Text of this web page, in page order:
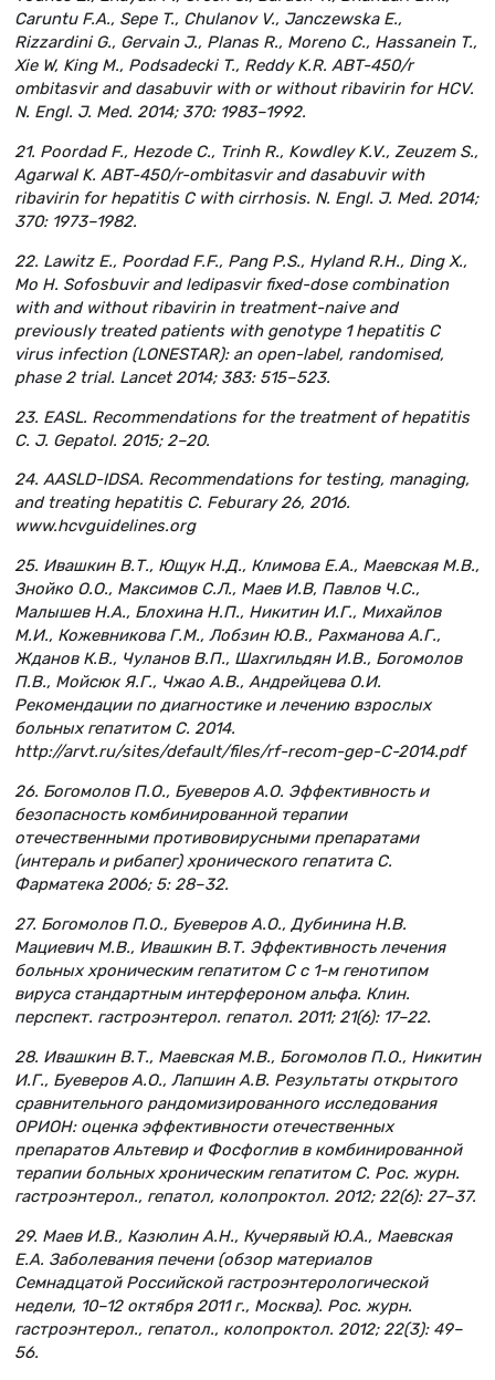
Caruntu F.A., Sepe T., Chulanov V., Janczewska E.,
Rizzardini G., Gervain J., Planas R., Moreno C., Hassanein T.,
Xie W, King M., Podsadecki T., Reddy K.R. ABT-450/r
ombitasvir and dasabuvir with or without ribavirin for HCV.
N. Engl. J. Med. 2014; 370: 1983–1992.
21. Poordad F., Hezode C., Trinh R., Kowdley K.V., Zeuzem S.,
Agarwal K. ABT-450/r-ombitasvir and dasabuvir with
ribavirin for hepatitis C with cirrhosis. N. Engl. J. Med. 2014;
370: 1973–1982.
22. Lawitz E., Poordad F.F., Pang P.S., Hyland R.H., Ding X.,
Mo H. Sofosbuvir and ledipasvir fixed-dose combination
with and without ribavirin in treatment-naive and
previously treated patients with genotype 1 hepatitis C
virus infection (LONESTAR): an open-label, randomised,
phase 2 trial. Lancet 2014; 383: 515–523.
23. EASL. Recommendations for the treatment of hepatitis
C. J. Gepatol. 2015; 2–20.
24. AASLD-IDSA. Recommendations for testing, managing,
and treating hepatitis C. Feburary 26, 2016.
www.hcvguidelines.org
25. Ивашкин В.Т., Ющук Н.Д., Климова Е.А., Маевская М.В.,
Знойко О.О., Максимов С.Л., Маев И.В, Павлов Ч.С.,
Малышев Н.А., Блохина Н.П., Никитин И.Г., Михайлов
М.И., Кожевникова Г.М., Лобзин Ю.В., Рахманова А.Г.,
Жданов К.В., Чуланов В.П., Шахгильдян И.В., Богомолов
П.В., Мойсюк Я.Г., Чжао А.В., Андрейцева О.И.
Рекомендации по диагностике и лечению взрослых
больных гепатитом С. 2014.
http://arvt.ru/sites/default/files/rf-recom-gep-C-2014.pdf
26. Богомолов П.О., Буеверов А.О. Эффективность и
безопасность комбинированной терапии
отечественными противовирусными препаратами
(интераль и рибапег) хронического гепатита С.
Фарматека 2006; 5: 28–32.
27. Богомолов П.О., Буеверов А.О., Дубинина Н.В.
Мациевич М.В., Ивашкин В.Т. Эффективность лечения
больных хроническим гепатитом С с 1-м генотипом
вируса стандартным интерфероном альфа. Клин.
перспект. гастроэнтерол. гепатол. 2011; 21(6): 17–22.
28. Ивашкин В.Т., Маевская М.В., Богомолов П.О., Никитин
И.Г., Буеверов А.О., Лапшин А.В. Результаты открытого
сравнительного рандомизированного исследования
ОРИОН: оценка эффективности отечественных
препаратов Альтевир и Фосфоглив в комбинированной
терапии больных хроническим гепатитом С. Рос. журн.
гастроэнтерол., гепатол, колопроктол. 2012; 22(6): 27–37.
29. Маев И.В., Казюлин А.Н., Кучерявый Ю.А., Маевская
Е.А. Заболевания печени (обзор материалов
Семнадцатой Российской гастроэнтерологической
недели, 10–12 октября 2011 г., Москва). Рос. журн.
гастроэнтерол., гепатол., колопроктол. 2012; 22(3): 49–
56.